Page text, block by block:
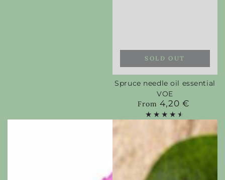
Spruce needle oil essential
VOE
Regular
price
From 4,20 €
SOLD OUT